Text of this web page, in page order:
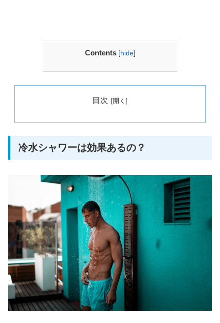
Contents [hide]
目次
冷水シャワーは効果あるの？